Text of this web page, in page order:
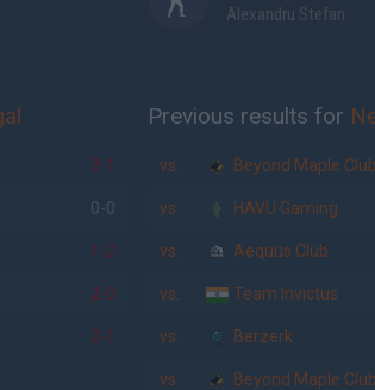
Alexandru Stefan
2-1
0-0
1-2
2-0
2-1
Previous results for
vs. Beyond Maple Club
vs. HAVU Gaming
vs. Aequus Club
vs. Team Invictus
vs. Berzerk
vs. Beyond Maple Club